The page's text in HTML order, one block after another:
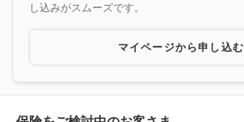
し込みがスムーズです。
マイページから申し込む